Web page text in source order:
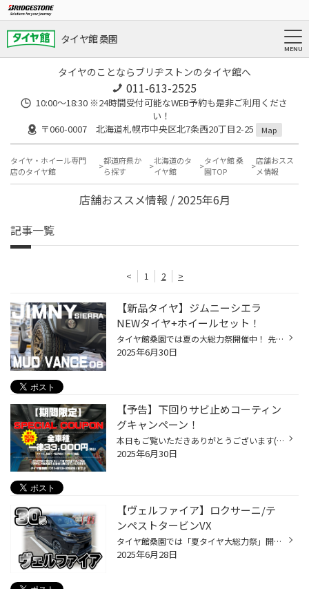
タイヤ館 桑園
タイヤのことならブリヂストンのタイヤ館へ
011-613-2525
10:00～18:30 ※24時間受付可能なWEB予約も是非ご利用くださ
い！
〒060-0007 北海道札幌市中央区北7条西20丁目2-25
Map
タイヤ・ホイール専門
店のタイヤ館
都道府県か
ら探す
北海道のタ
イヤ館
タイヤ館 桑
園TOP
店舗おスス
メ情報
店舗おススメ情報 / 2025年6月
記事一覧
< 1 2 >
【新品タイヤ】ジムニーシエラ
NEWタイヤ+ホイールセット！
タイヤ館桑園では夏の大総力祭開催中！ 先日のご装着例をご紹介します！ ジムニーシエラ（新車）へのタイヤ+ホイール装着！ タイヤはブリヂストンA/T002 オールテレンでワイルド感も出ます！ ホワイトレター側でも組込可能ですが 個人的にもブラックレターの方が好きです♪ ホイールはマッドヴァンス...
2025年6月30日
【予告】下回りサビ止めコーティン
グキャンペーン！
本日もご覧いただきありがとうございます(^^)/ 明日から７月！ お得なキャンペーンのご案内です♪ 「夏なのにサビ止め…？」と思われる方も いらっしゃるかもしれませんが 実は、冬を過ごすと融雪剤が付着しており 夏の時期の湿気で錆が進行することも！ 夏も油断多的なんです！！ また、新車・中古で...
2025年6月30日
【ヴェルファイア】ロクサーニ/テ
ンペストタービンVX
タイヤ館桑園では「夏タイヤ大総力祭」開催中です！ 本日はヴェルファイアのタイヤ+ホイールセットでのご装着！ 純正の18インチから20インチへの交換です！ ホイールは「ロクサーニ/テンペストタービンVX」ブラックポリッシュ お客様のご要望のデザインでご用意させて頂きました！！！ 20インチにな...
2025年6月28日